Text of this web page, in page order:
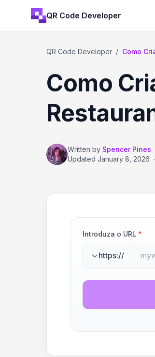
QR Code Developer
QR Code Developer / Como
Como
Written by Spencer Pines
Updated January 8, 2026 ·
Introduza o URL *
https://